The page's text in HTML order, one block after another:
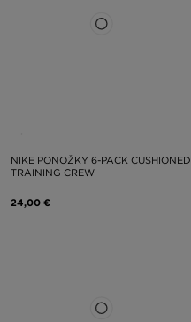
NIKE PONOŽKY 6-PACK CUSHIONED
TRAINING CREW
24,00 €